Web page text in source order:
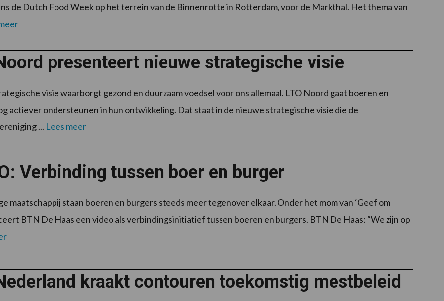
de Dutch Food Week op het terrein van de Binnenrotte in Rotterdam, voor de Markthal. Het thema van
presenteert nieuwe strategische visie
visie waarborgt gezond en duurzaam voedsel voor ons allemaal. LTO Noord gaat boeren en
actiever ondersteunen in hun ontwikkeling. Dat staat in de nieuwe strategische visie die de
... Lees meer
Verbinding tussen boer en burger
maatschappij staan boeren en burgers steeds meer tegenover elkaar. Onder het mom van ‘Geef om
BTN De Haas een video als verbindingsinitiatief tussen boeren en burgers. BTN De Haas: “We zijn op
kraakt contouren toekomstig mestbeleid